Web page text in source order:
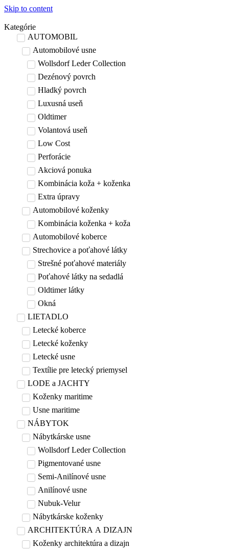
Skip to content
Kategórie
AUTOMOBIL
Automobilové usne
Wollsdorf Leder Collection
Dezénový povrch
Hladký povrch
Luxusná useň
Oldtimer
Volantová useň
Low Cost
Perforácie
Akciová ponuka
Kombinácia koža + koženka
Extra úpravy
Automobilové koženky
Kombinácia koženka + koža
Automobilové koberce
Strechovice a poťahové látky
Strešné poťahové materiály
Poťahové látky na sedadlá
Oldtimer látky
Okná
LIETADLO
Letecké koberce
Letecké koženky
Letecké usne
Textílie pre letecký priemysel
LODE a JACHTY
Koženky maritime
Usne maritime
NÁBYTOK
Nábytkárske usne
Wollsdorf Leder Collection
Pigmentované usne
Semi-Anilínové usne
Anilínové usne
Nubuk-Velur
Nábytkárske koženky
ARCHITEKTÚRA A DIZAJN
Koženky architektúra a dizajn